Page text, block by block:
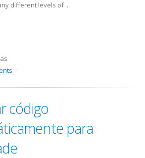
different levels of ...
código
para